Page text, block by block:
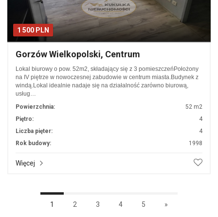
1 500 PLN
Gorzów Wielkopolski, Centrum
Lokal biurowy o pow. 52m2, składający się z 3 pomieszczeńPołożony
na IV piętrze w nowoczesnej zabudowie w centrum miasta.Budynek z
windą.Lokal idealnie nadaje się na działalność zarówno biurową,
usług…
Powierzchnia:
52 m2
Piętro:
4
Liczba pięter:
4
Rok budowy:
1998
Więcej
1 2 3 4 5 »